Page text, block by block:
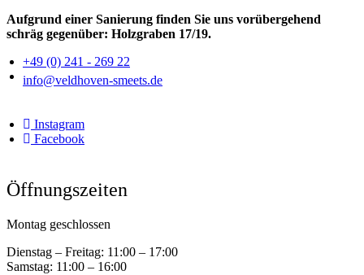
Aufgrund einer Sanierung finden Sie uns vorübergehend
schräg gegenüber: Holzgraben 17/19.
+49 (0) 241 - 269 22
info@veldhoven-smeets.de
Instagram
Facebook
Öffnungszeiten
Montag geschlossen
Dienstag – Freitag: 11:00 – 17:00
Samstag: 11:00 – 16:00